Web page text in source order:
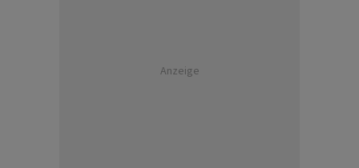
Anzeige